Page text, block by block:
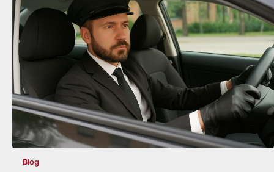
Blog